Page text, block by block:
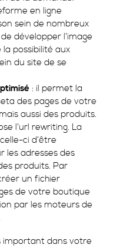
en ligne
sein de nombreux
développer l’image
possibilité aux
du site de se
: il permet la
des pages de votre
aussi des produits.
l’url rewriting. La
ci d’être
les adresses des
produits. Par
un fichier
de votre boutique
par les moteurs de
important dans votre